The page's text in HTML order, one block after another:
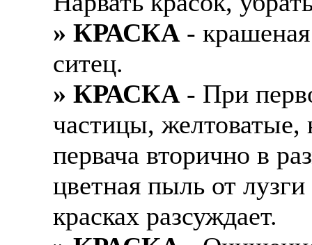
# работа за границей
# работа за рубежом
# трудоустройство за
# трудоустройство за
консультирование,
» КРАСКА -
ситец.
» КРАСКА - При
частицы, желтоватые,
первача вторично в
цветная пыль от
красках разсуждает.